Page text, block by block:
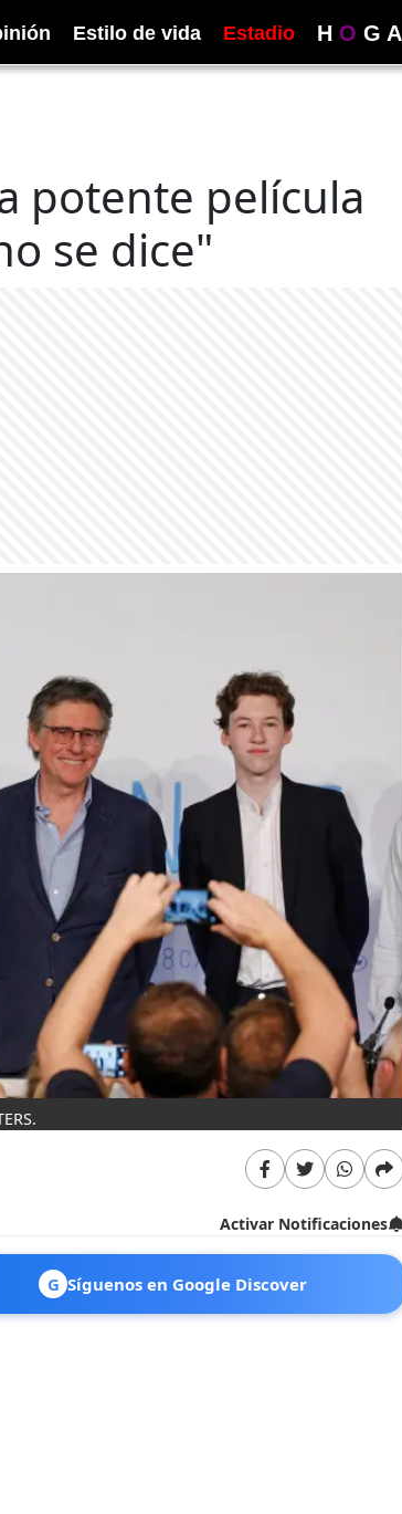
Estilo de vida Estadio H O G A
potente película
se dice"
Activar Notificaciones
G Síguenos en Google Discover